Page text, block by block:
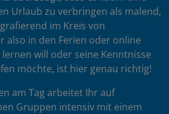
Urlaub zu verbringen als malend,
im Kreis von
also in den Ferien oder online
will oder seine Kenntnisse
möchte, ist hier genau richtig!
am Tag arbeitet Ihr auf
Gruppen intensiv mit einem